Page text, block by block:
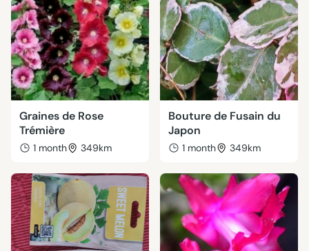
Graines de Rose
Trémière
1 month 349km
Bouture de Fusain du
Japon
1 month 349km